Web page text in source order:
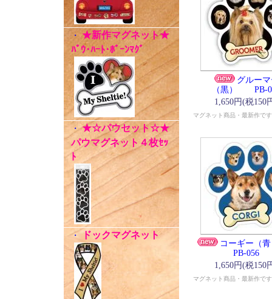
・ ★新作マグネット★
ﾊﾟｳ･ﾊｰﾄ･ﾎﾞｰﾝﾏｸﾞ
・★☆パウセット☆★
パウマグネット４枚ｾｯ
ﾄ
・ドックマグネット
グルー
（黒） PB-
1,650円(税150
マグネット商品・最新作です
コーギー
PB-056
1,650円(税150
マグネット商品・最新作です